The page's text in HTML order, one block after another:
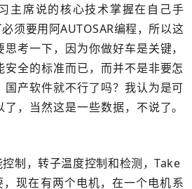
主席说的核心技术掌握在自己手
须要用阿AUTOSAR编程，所以这
考一下，因为你做好车是关键，
全的标准而已，而并不是非要怎
国产软件就不行了吗？我认为是可
，当然这是一些数据，不说了。
制，转子温度控制和检测，Take
现在有两个电机，在一个电机系